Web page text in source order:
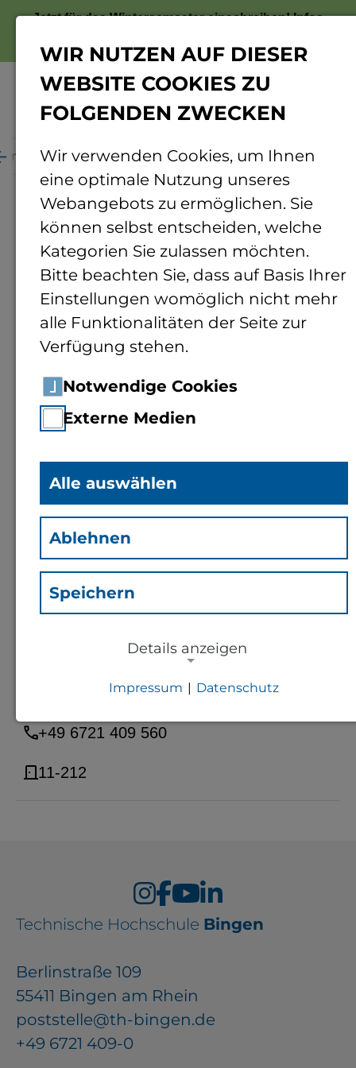
Jetzt für das Wintersemester einschreiben!Infos
Personenverzeichnis Personendetails
Andre Jungblut (Jad)
Mitarbeiter
Rechenzentrum
a.jungblut@th-bingen.de
+49 6721 409 560
11-212
Technische Hochschule Bingen
Berlinstraße 109
55411 Bingen am Rhein
poststelle@th-bingen.de
+49 6721 409-0
WIR NUTZEN AUF DIESER
WEBSITE COOKIES ZU
FOLGENDEN ZWECKEN
Wir verwenden Cookies, um Ihnen
eine optimale Nutzung unseres
Webangebots zu ermöglichen. Sie
können selbst entscheiden, welche
Kategorien Sie zulassen möchten.
Bitte beachten Sie, dass auf Basis Ihrer
Einstellungen womöglich nicht mehr
alle Funktionalitäten der Seite zur
Verfügung stehen.
Notwendige Cookies
Externe Medien
Alle auswählen
Ablehnen
Speichern
Details anzeigen
Notwendige Cookies zur Session-
Funktionalität der Seite (immer
EXTERNE MEDIEN
Seitenspezifische Erfassung von
Drittanbieter, bspw. über das
Einbinden externer Videos,
Standortdaten oder
Stellenanzeigen.
Impressum | Datenschutz